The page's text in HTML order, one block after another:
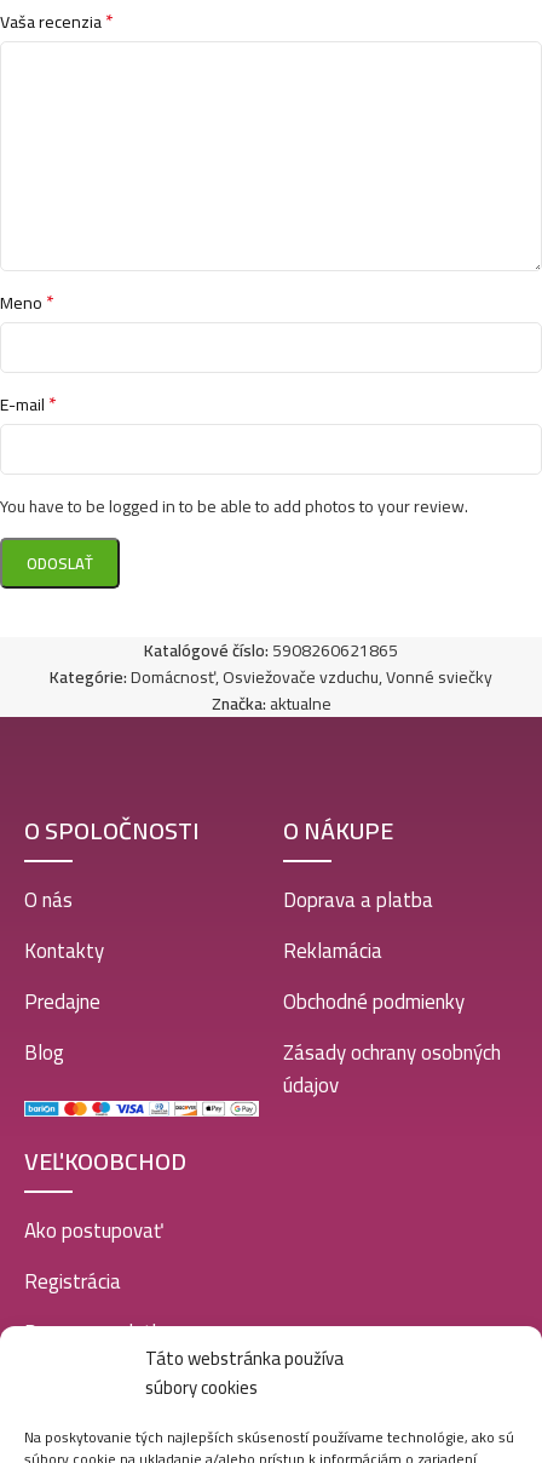
Táto webstránka používa
súbory cookies
Na poskytovanie tých najlepších skúseností používame technológie, ako sú
Vaša recenzia*
Meno*
E-mail*
You have to be logged in to be able to add photos to your review.
Katalógové číslo:5908260621865
Kategórie:Domácnosť,Osviežovače vzduchu,Vonné sviečky
Značka:aktualne
O SPOLOČNOSTI
O nás
Kontakty
Predajne
Blog
O NÁKUPE
Doprava a platba
Reklamácia
Obchodné podmienky
Zásady ochrany osobných
údajov
VEĽKOOBCHOD
Ako postupovať
Registrácia
Doprava a platba
SOCIÁLNE SIETE